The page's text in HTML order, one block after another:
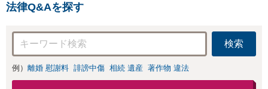
法律Q&Aを探す
検索
例） 離婚 慰謝料 誹謗中傷 相続 遺産 著作物 違法